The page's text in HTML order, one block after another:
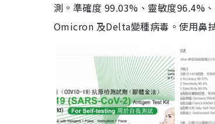
測。準確度 99.03%、靈敏度96.4%
Omicron 及Delta變種病毒。使用鼻